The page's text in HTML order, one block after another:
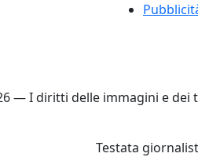
— I diritti delle immagini e dei
Testata